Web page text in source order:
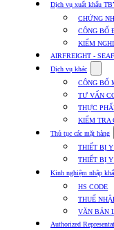
Dịch vụ xuất khẩu
CHỨNG
CÔNG BỐ
KIỂM
AIRFREIGHT -
Dịch vụ khác
for
Dịch
vụ
khác
CÔNG BỐ
TƯ VẤN
THỰC
KIỂM TRA
Thủ tục các mặt hàng
THIẾT BỊ
THIẾT BỊ
Kinh nghiệm nhập
HS CODE
THUẾ
VĂN BẢN
Authorized